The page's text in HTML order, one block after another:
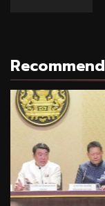
Recommend
1 min read